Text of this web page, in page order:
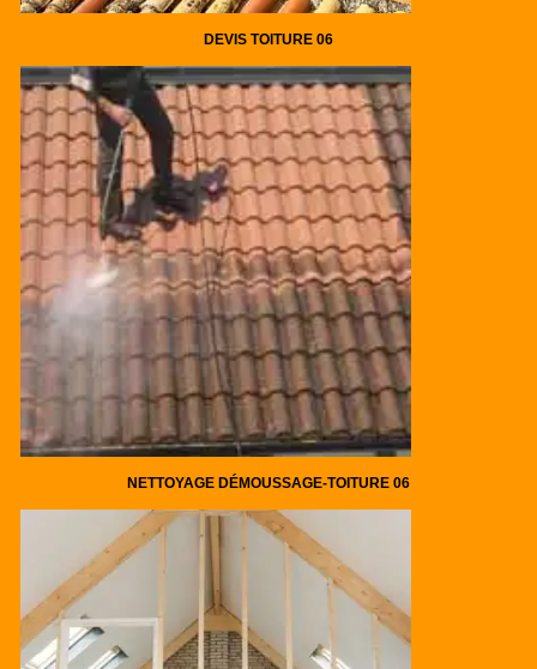
DEVIS TOITURE 06
NETTOYAGE DÉMOUSSAGE-TOITURE 06